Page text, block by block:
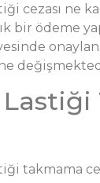
cezası ne
bir ödeme
takmama